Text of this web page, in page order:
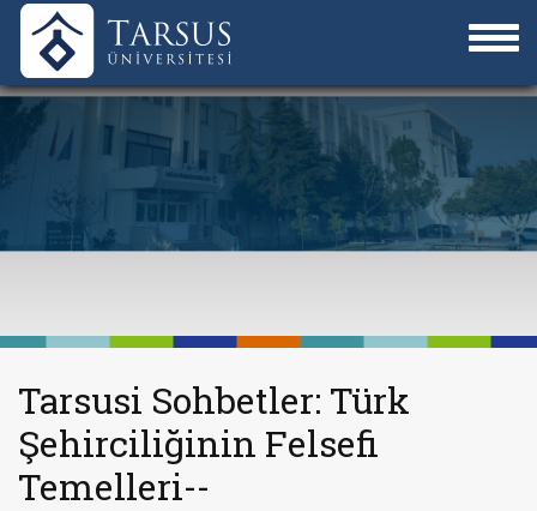
Tarsusi Sohbetler: Türk
Şehirciliğinin Felsefi
Temelleri--